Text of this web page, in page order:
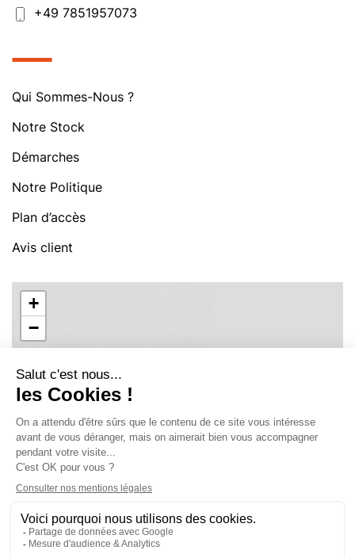
+49 7851957073
Qui Sommes-Nous ?
Notre Stock
Démarches
Notre Politique
Plan d’accès
Avis client
+
−
Leaflet